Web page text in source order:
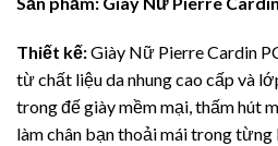
Thiết kế:Giày Nữ Pierre Cardin
từ chất liệu da nhung cao cấp và
trong đế giày mềm mại, thấm hút
làm chân bạn thoải mái trong